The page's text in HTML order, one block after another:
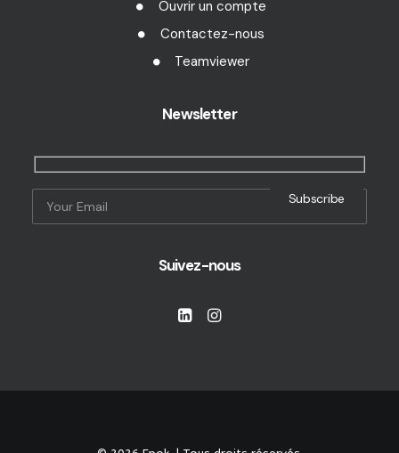
Ouvrir un compte
Contactez-nous
Teamviewer
Newsletter
Suivez-nous